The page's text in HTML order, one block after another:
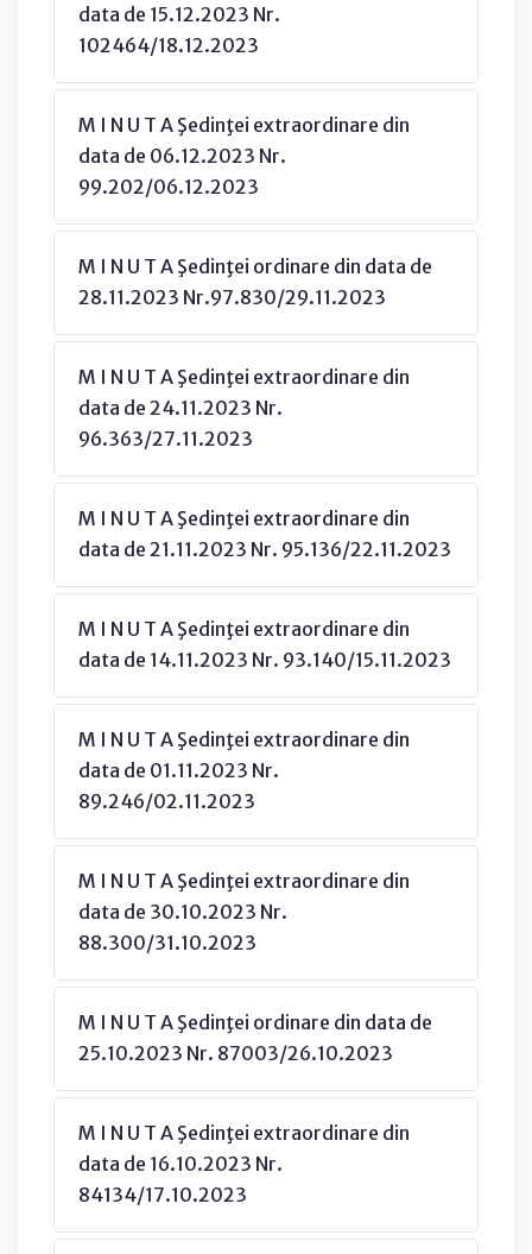
data de 15.12.2023 Nr.
102464/18.12.2023
M I N U T A Şedinţei extraordinare din
data de 06.12.2023 Nr.
99.202/06.12.2023
M I N U T A Şedinţei ordinare din data de
28.11.2023 Nr.97.830/29.11.2023
M I N U T A Şedinţei extraordinare din
data de 24.11.2023 Nr.
96.363/27.11.2023
M I N U T A Şedinţei extraordinare din
data de 21.11.2023 Nr. 95.136/22.11.2023
M I N U T A Şedinţei extraordinare din
data de 14.11.2023 Nr. 93.140/15.11.2023
M I N U T A Şedinţei extraordinare din
data de 01.11.2023 Nr.
89.246/02.11.2023
M I N U T A Şedinţei extraordinare din
data de 30.10.2023 Nr.
88.300/31.10.2023
M I N U T A Şedinţei ordinare din data de
25.10.2023 Nr. 87003/26.10.2023
M I N U T A Şedinţei extraordinare din
data de 16.10.2023 Nr.
84134/17.10.2023